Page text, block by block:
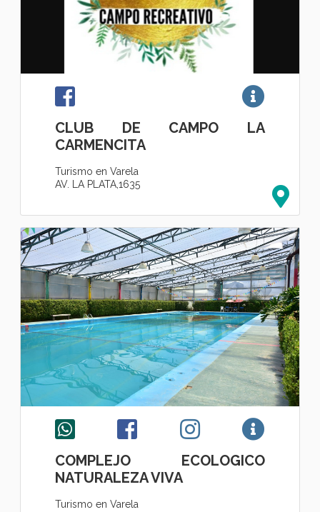
CLUB DE CAMPO LA
CARMENCITA
Turismo en Varela
AV. LA PLATA,1635
COMPLEJO ECOLOGICO
NATURALEZA VIVA
Turismo en Varela